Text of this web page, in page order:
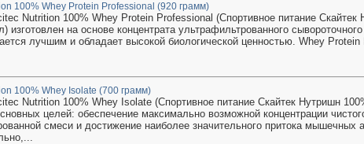
100% Whey Protein Professional (920 грамм)
Nutrition 100% Whey Protein Professional (Спортивное питание
изготовлен на основе концентрата ультрафильтрованного
лучшим и обладает высокой биологической ценностью. Whey
100% Whey Isolate (700 грамм)
Nutrition 100% Whey Isolate (Спортивное питание Скайтек Нутришн
целей: обеспечение максимально возможной концентрации
смеси и достижение наиболее значительного притока мышечных